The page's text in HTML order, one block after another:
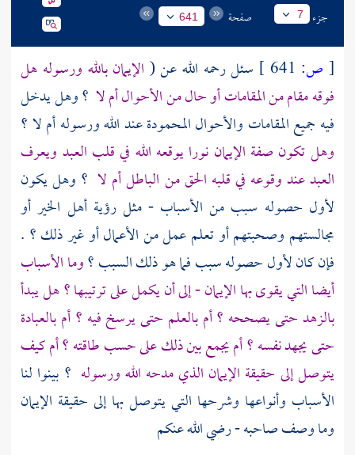
جزء 7 صفحة 641
[ ص: سئل رحمه الله عن ( الإيمان بالله ورسوله هل
فوقه مقام من المقامات أو حال من الأحوال أم لا ؟ وهل يدخل
فيه جميع المقامات والأحوال المحمودة عند الله ورسوله أم لا ؟
وهل تكون صفة الإيمان نورا يوقعه الله في قلب العبد ويعرف
العبد عند وقوعه في قلبه الحق من الباطل أم لا ؟ وهل يكون
لأول حصوله سبب من الأسباب - مثل رؤية أهل الخير أو
مجالستهم وصحبتهم أو تعلم عمل من الأعمال أو غير ذلك ؟ .
فإن كان لأول حصوله سبب فما هو ذلك السبب ؟وما الأسباب
أيضا التي يقوى بها الإيمان - إلى أن يكمل على ترتيبها ؟ هل يبدأ
بالزهد حتى يصححه ؟ أم بالعلم حتى يرسخ فيه ؟ أم بالعبادة
حتى يجهد نفسه ؟ أم يجمع بين ذلك على حسب طاقته ؟ أم كيف
يتوصل إلى حقيقة الإيمان الذي مدحه الله ورسوله ؟ بينوا لنا
الأسباب وأنواعها وشرحها التي يتوصل بها إلى حقيقة الإيمان
وما وصف صاحبه - رضي الله عنكم